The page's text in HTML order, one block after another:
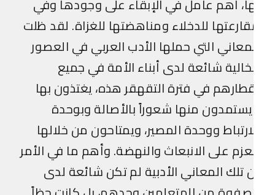
أهم عامل في الإبقاء على وجودها وفي
للدخلاء ومناهضتها للغزاة. لقد ظلت
التي حملها الأدب العربي في العصور
شائعة لدى أبناء الأمة في جميع
في فترة التقهقر هذه، يغتذون بها
منها شعوراً بالأصالة وبوحدة
ووحدة المصير، ويمتاحون من خلالها
على الانبعاث والنهضة. وأهم ما في الأمر
تلك المعاني الأدبية لم تكن شائعة لدى